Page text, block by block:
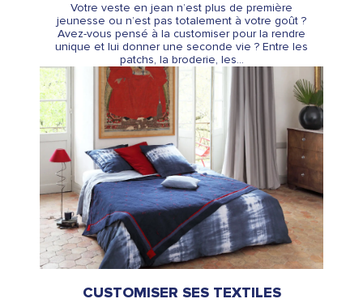
Votre veste en jean n’est plus de première
jeunesse ou n’est pas totalement à votre goût ?
Avez-vous pensé à la customiser pour la rendre
unique et lui donner une seconde vie ? Entre les
patchs, la broderie, les...
CUSTOMISER SES TEXTILES